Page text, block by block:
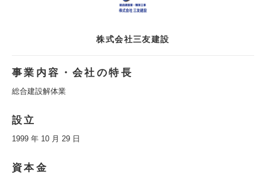
株式会社三友建設
事業内容・会社の特長
総合建設解体業
設立
1999 年 10 月 29 日
資本金